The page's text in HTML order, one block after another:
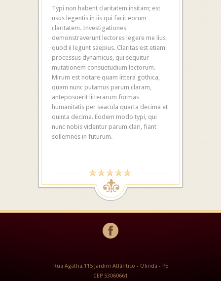
Typi non habent claritatem insitam; est
usus legentis in iis qui facit eorum
claritatem. Investigationes
demonstraverunt lectores legere me lius
quod ii legunt saepius. Claritas est etiam
processus dynamicus, qui sequitur
mutationem consuetudium lectorum.
Mirum est notare quam littera gothica,
quam nunc putamus parum claram,
anteposuerit litterarum formas
humanitatis per seacula quarta decima et
quinta decima. Eodem modo typi, qui
nunc nobis videntur parum clari, fiant
sollemnes in futurum.
Rua Agatha,115 Jardim Atlântico - Olinda - PE
CEP 53060661